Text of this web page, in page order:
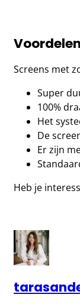
Screens met
Super
100%
Het
De
Er zijn
Heb je